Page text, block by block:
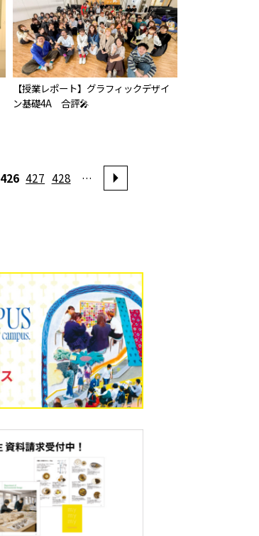
【授業レポート】グラフィックデザイ
ン基礎4A 合評🎤
426 427 428 …